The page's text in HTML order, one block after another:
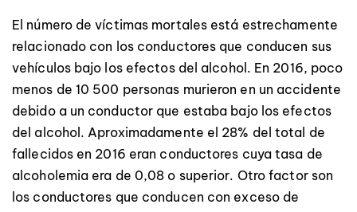
El número de víctimas mortales está estrechamente
relacionado con los conductores que conducen sus
vehículos bajo los efectos del alcohol. En 2016, poco
menos de 10 500 personas murieron en un accidente
debido a un conductor que estaba bajo los efectos
del alcohol. Aproximadamente el 28% del total de
fallecidos en 2016 eran conductores cuya tasa de
alcoholemia era de 0,08 o superior. Otro factor son
los conductores que conducen con exceso de